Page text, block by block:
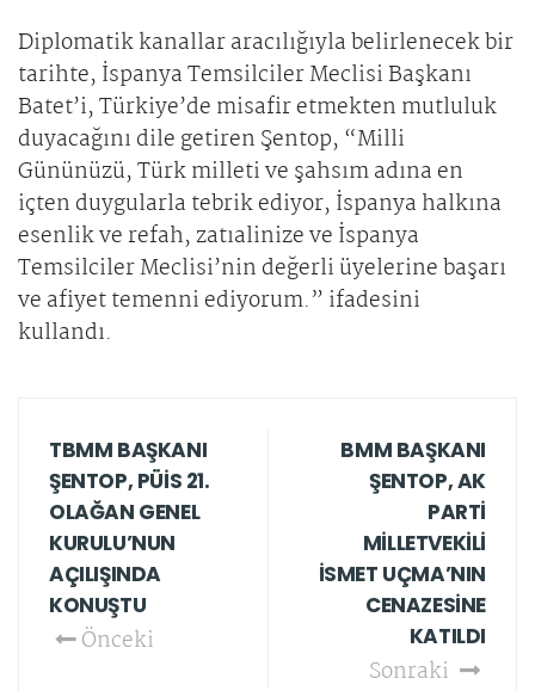
Diplomatik kanallar aracılığıyla belirlenecek bir
tarihte, İspanya Temsilciler Meclisi Başkanı
Batet’i, Türkiye’de misafir etmekten mutluluk
duyacağını dile getiren Şentop, “Milli
Gününüzü, Türk milleti ve şahsım adına en
içten duygularla tebrik ediyor, İspanya halkına
esenlik ve refah, zatıalinize ve İspanya
Temsilciler Meclisi’nin değerli üyelerine başarı
ve afiyet temenni ediyorum.” ifadesini
kullandı.
TBMM BAŞKANI
ŞENTOP, PÜİS 21.
OLAĞAN GENEL
KURULU’NUN
AÇILIŞINDA
KONUŞTU
Önceki
BMM BAŞKANI
ŞENTOP, AK
PARTİ
MİLLETVEKİLİ
İSMET UÇMA’NIN
CENAZESİNE
KATILDI
Sonraki